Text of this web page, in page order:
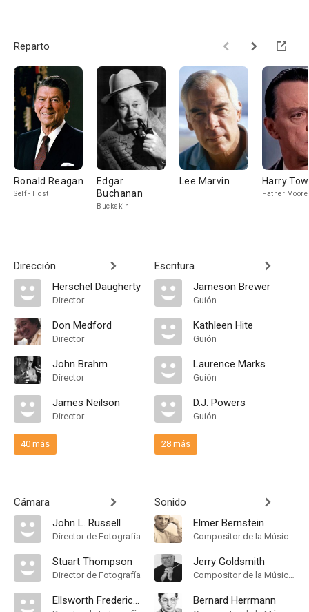
Reparto
Ronald Reagan
Self - Host
Edgar
Buchanan
Buckskin
Lee Marvin Harry
Father Moore
Dirección
Herschel Daugherty
Director
Don Medford
Director
John Brahm
Director
James Neilson
Director
40 más
Cámara
John L. Russell
Director de Fotografía
Stuart Thompson
Director de Fotografía
Ellsworth Fredericks
Escritura
Jameson Brewer
Guión
Kathleen Hite
Guión
Laurence Marks
Guión
D.J. Powers
Guión
28 más
Sonido
Elmer Bernstein
Compositor de la Música Original
Jerry Goldsmith
Compositor de la Música Original
Bernard Herrmann